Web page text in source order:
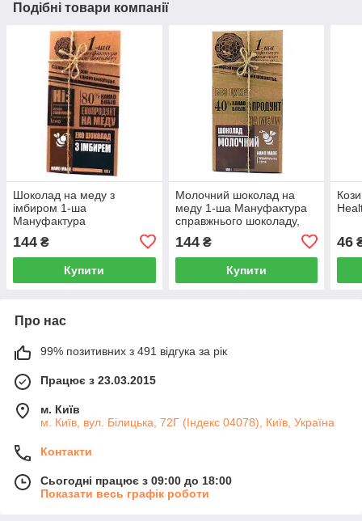
Подібні товари компанії
Шоколад на меду з
імбиром 1-ша
Мануфактура
100 г
144 ₴
Купити
Молочний шоколад на
меду 1-ша Мануфактура
справжнього шоколаду,
144₴
Купити
46
Про нас
99% позитивних з 491 відгука за рік
Працює з 23.03.2015
м. Київ
м. Київ, вул. Білицька, 72Г (Індекс 04078), Київ, Україна
Контакти
Сьогодні працює з 09:00 до 18:00
Показати весь графік роботи